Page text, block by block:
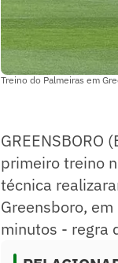
Treino do Palmeiras em
GREENSBORO
primeiro treino
técnica
Greensboro,
minutos - regra